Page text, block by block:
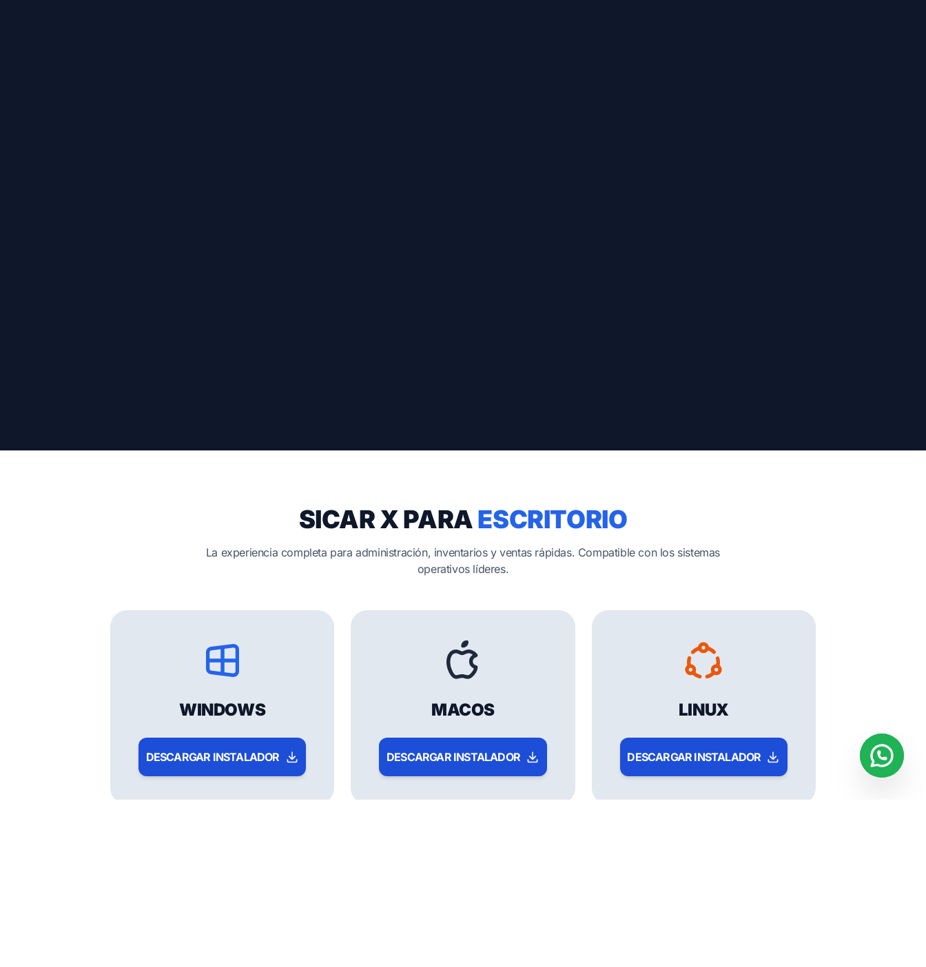
SICAR X PARAESCRITORIO
La experiencia completa para administración, inventarios y ventas rápidas. Compatible con los sistemas
operativos líderes.
WINDOWS
DESCARGAR INSTALADOR
MACOS
DESCARGAR INSTALADOR
LINUX
DESCARGAR INSTALADOR